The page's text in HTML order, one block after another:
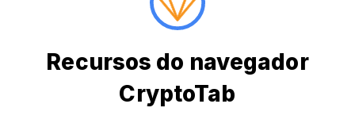
Recursos do navegador
CryptoTab